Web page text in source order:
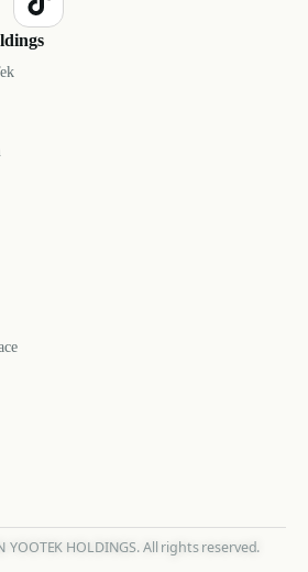
YOOTEK HOLDINGS. All rights reserved.